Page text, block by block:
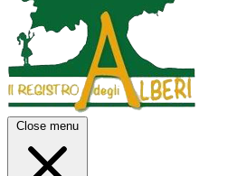
Close menu